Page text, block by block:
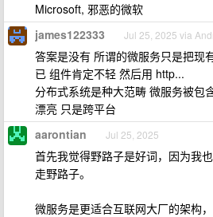
Microsoft, 邪恶的微软
james122333 Jul 25, 2025 via
答案是没有 所谓的微服务只是把现
已 组件肯定不轻 然后用 http...
分布式系统是种大范畴 微服务被包
漂亮 只是跨平台
aarontian Jul 25, 2025
首先我觉得野路子是好词，因为我
走野路子。
微服务是更适合互联网大厂的架构